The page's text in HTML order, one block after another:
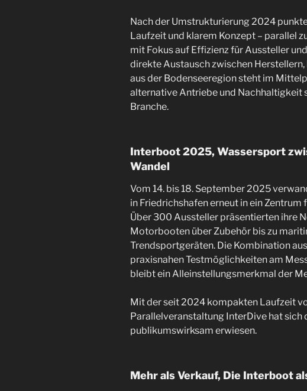
Nach der Umstrukturierung 2024
Laufzeit und klarem Konzept – parallel
mit Fokus auf Effizienz für Aussteller
direkte Austausch zwischen
aus der Bodenseeregion steht im
alternative Antriebe und Nachhaltigkeit
Branche.
Interboot 2025, Wassersport
Wandel
Vom 14. bis 18. September 2025
in Friedrichshafen erneut in ein
Über 300 Aussteller präsentierten ihre
Motorbooten über Zubehör bis zu
Trendsportgeräten. Die Kombination
praxisnahen Testmöglichkeiten am
bleibt ein Alleinstellungsmerkmal der
Mit der seit 2024 kompakten Laufzeit
Parallelveranstaltung InterDive hat sich
publikumswirksam erwiesen.
Mehr als Verkauf, Die Interboot